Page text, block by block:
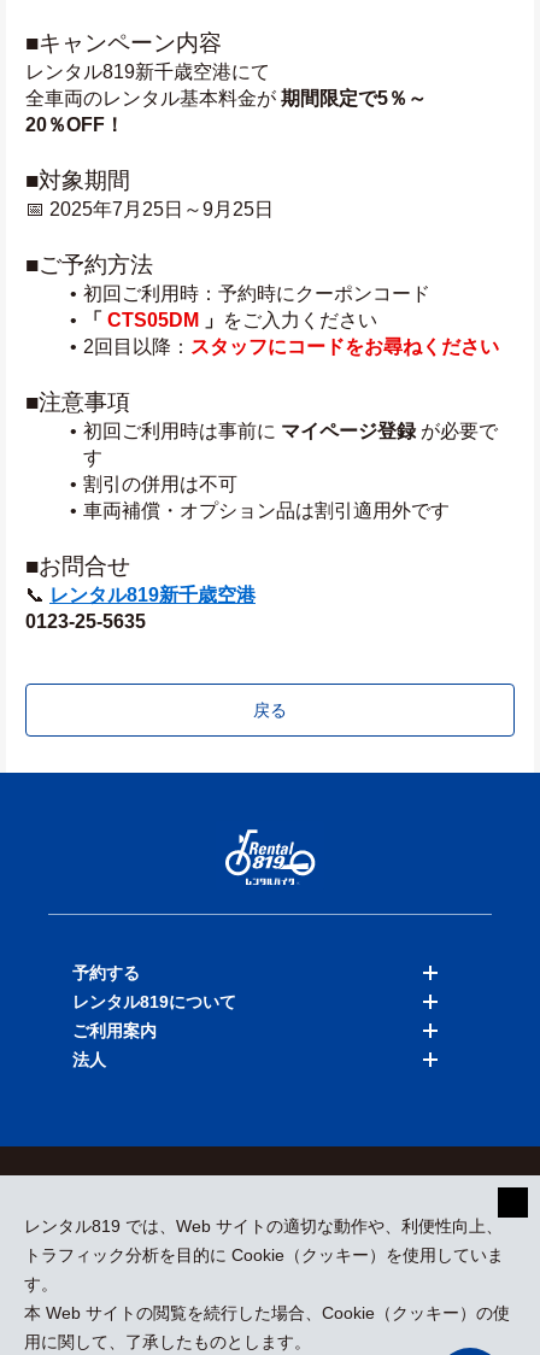
■キャンペーン内容
レンタル819新千歳空港にて
全車両のレンタル基本料金が 期間限定で5％～
20％OFF！
■対象期間
📅 2025年7月25日～9月25日
■ご予約方法
初回ご利用時：予約時にクーポンコード
「 CTS05DM 」 をご入力ください
2回目以降： スタッフにコードをお尋ねください
■注意事項
初回ご利用時は事前に マイページ登録 が必要で
す
割引の併用は不可
車両補償・オプション品は割引適用外です
■お問合せ
📞 レンタル819新千歳空港
0123-25-5635
戻る
レンタル819 では、Web サイトの適切な動作や、利便性向上、
トラフィック分析を目的に Cookie（クッキー）を使用していま
す。
本 Web サイトの閲覧を続行した場合、Cookie（クッキー）の使
用に関して、了承したものとします。
予約する
バイクを探す
店舗を探す
レンタル819について
料金表
ご利用案内
法人
採用情報
プレスリリース
kizuki Rental Service © All Rights Reserved.